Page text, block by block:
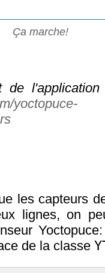
Ça marche!
de
yoctopuce-
les capteurs
lignes, on
de la classe